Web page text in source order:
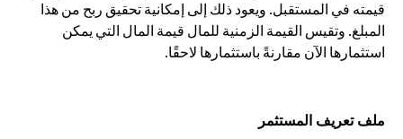
قيمته في المستقبل. ويعود ذلك إلى إمكانية تحقيق ربح من هذا
المبلغ. وتقيس القيمة الزمنية للمال قيمة المال التي يمكن
استثمارها الآن مقارنةً باستثمارها لاحقًا.
ملف تعريف المستثمر